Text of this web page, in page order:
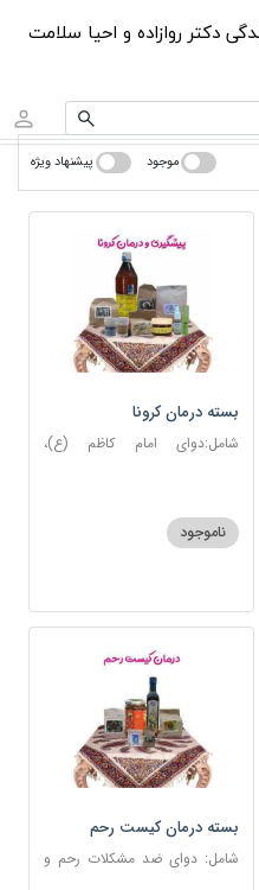
دکتر روازاده و احیا سلامت
موجود پیشنهاد ویژه
بسته درمان کرونا
شامل:دوای امام کاظم (ع)،
شربت حیات، کندر
ناموجود
بسته درمان کیست رحم
شامل: دوای ضد مشکلات رحم و